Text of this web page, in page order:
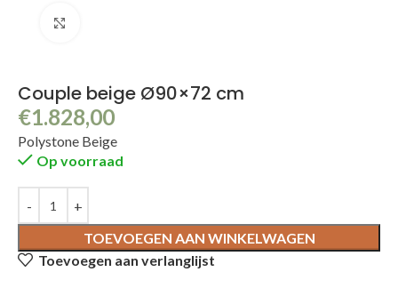
Couple beige Ø90×72 cm
€1.828,00
Polystone Beige
Op voorraad
TOEVOEGEN AAN WINKELWAGEN
Toevoegen aan verlanglijst